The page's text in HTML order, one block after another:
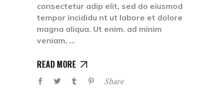
consectetur adip elit, sed do eiusmod
tempor incididu nt ut labore et dolore
magna aliqua. Ut enim. ad minim
veniam,
READ MORE
Share